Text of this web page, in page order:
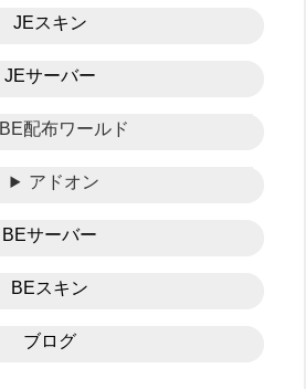
JEスキン
JEサーバー
BE配布ワールド
アドオン
BEサーバー
BEスキン
ブログ